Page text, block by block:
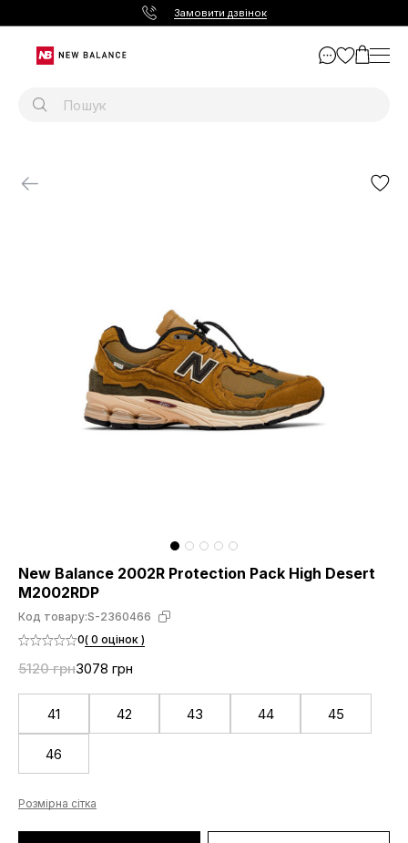
Замовити дзвінок
New Balance 2002R Protection Pack High Desert
M2002RDP
Код товару:S-2360466
0( 0 оцінок )
5120 грн3078 грн
41 42 43 44 45
46
Розмірна сітка